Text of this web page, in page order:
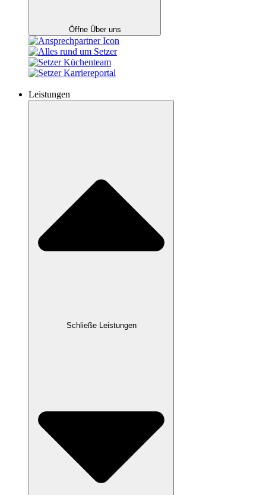
Öffne Über uns
Leistungen
Schließe Leistungen